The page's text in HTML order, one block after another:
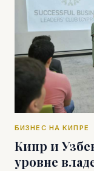
БИЗНЕС НА КИПРЕ
Кипр и
уровне